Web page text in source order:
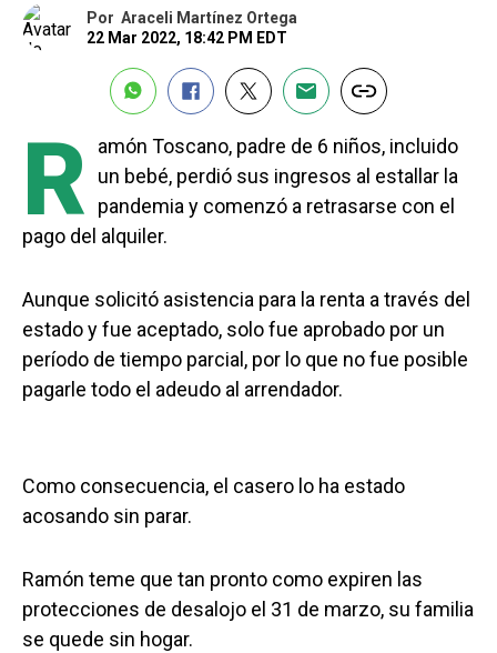
Por Araceli Martínez Ortega
22 Mar 2022, 18:42 PM EDT
R
amón Toscano, padre de 6 niños, incluido
un bebé, perdió sus ingresos al estallar la
pandemia y comenzó a retrasarse con el
pago del alquiler.
Aunque solicitó asistencia para la renta a través del
estado y fue aceptado, solo fue aprobado por un
período de tiempo parcial, por lo que no fue posible
pagarle todo el adeudo al arrendador.
Como consecuencia, el casero lo ha estado
acosando sin parar.
Ramón teme que tan pronto como expiren las
protecciones de desalojo el 31 de marzo, su familia
se quede sin hogar.